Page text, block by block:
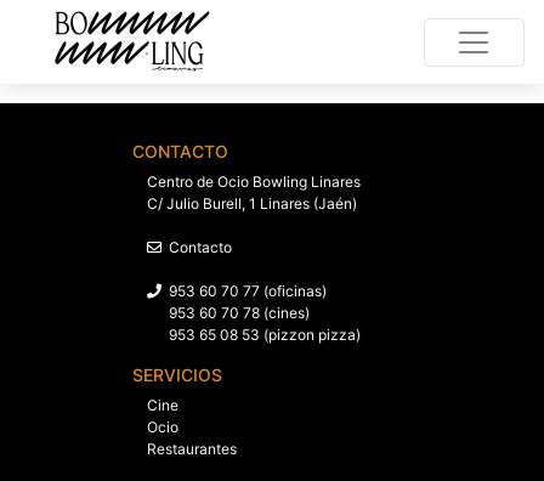
CONTACTO
Centro de Ocio Bowling Linares
C/ Julio Burell, 1 Linares (Jaén)
Contacto
953 60 70 77 (oficinas)
953 60 70 78 (cines)
953 65 08 53 (pizzon pizza)
SERVICIOS
Cine
Ocio
Restaurantes